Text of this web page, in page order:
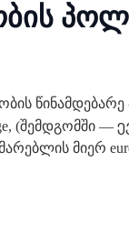
(შემდგომში —
მიერ